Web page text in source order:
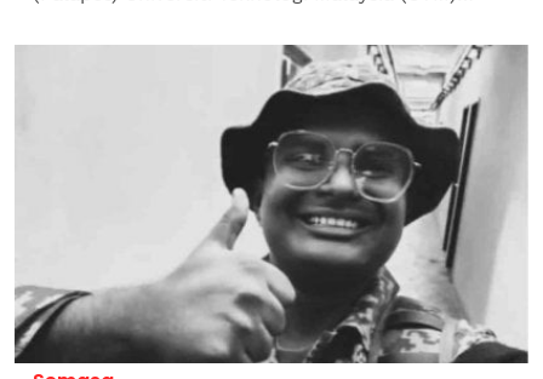
22, kini diambil...